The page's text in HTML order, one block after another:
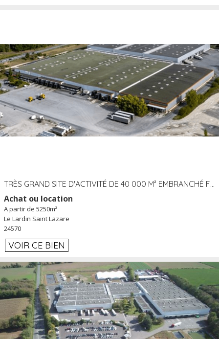
TRÈS GRAND SITE D'ACTIVITÉ DE 40 000 M² EMBRANCHÉ FER AU LARDIN SAINT LAZARE (24) PROCHE A89 À LOUER
Achat ou location
A partir de 5250m²
Le Lardin Saint Lazare
24570
VOIR CE BIEN